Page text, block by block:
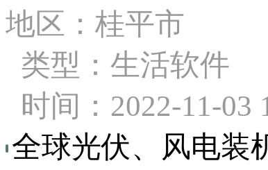
地区：桂平市
类型：生活软件
时间：2022-11-03
全球光伏、风电装